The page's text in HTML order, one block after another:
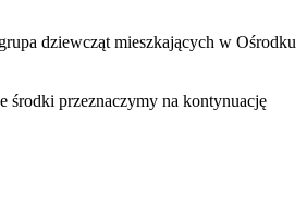
dziewcząt mieszkających w Ośrodku
środki przeznaczymy na kontynuację